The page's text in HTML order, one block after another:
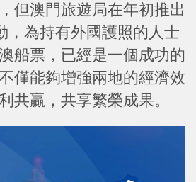
但澳門旅遊局在年初推出
，為持有外國護照的人士
船票，已經是一個成功的
僅能夠增強兩地的經濟效
共贏，共享繁榮成果。